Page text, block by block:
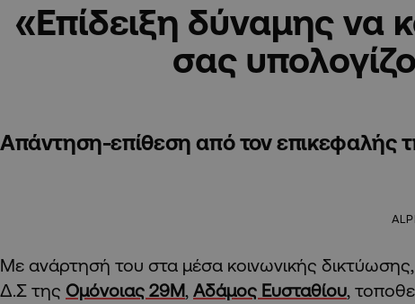
«Επίδειξη δύναμης να
σας
Απάντηση-επίθεση από τον επικεφαλής
Με ανάρτησή του στα μέσα κοινωνικής
Δ.Σ της Ομόνοιας 29Μ, Αδάμος Ευσταθίου,